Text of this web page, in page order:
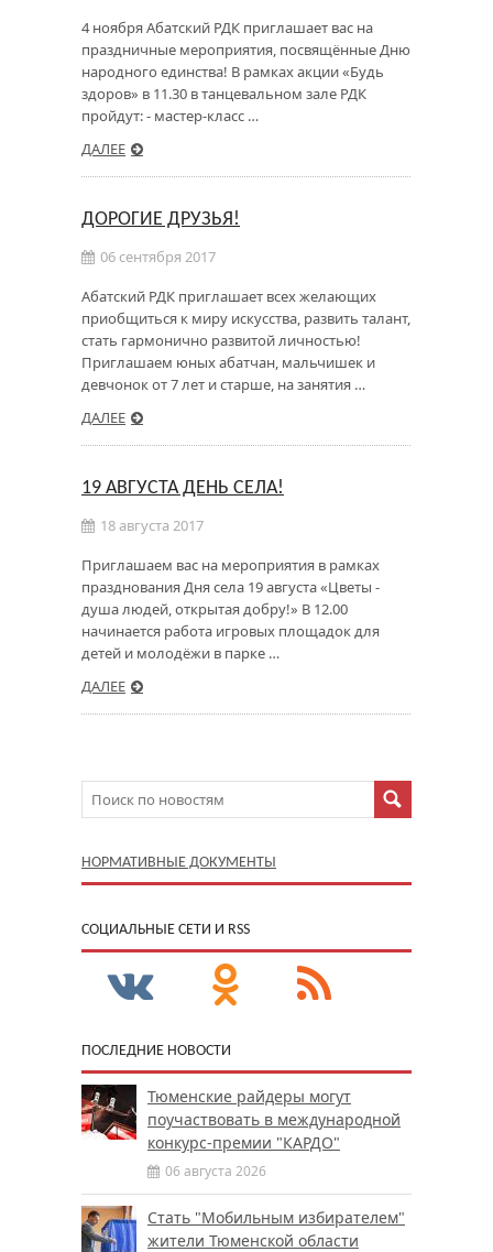
4 ноября Абатский РДК приглашает вас на
праздничные мероприятия, посвящённые Дню
народного единства! В рамках акции «Будь
здоров» в 11.30 в танцевальном зале РДК
пройдут: - мастер-класс …
ДАЛЕЕ
ДОРОГИЕ ДРУЗЬЯ!
06 сентября 2017
Абатский РДК приглашает всех желающих
приобщиться к миру искусства, развить талант,
стать гармонично развитой личностью!
Приглашаем юных абатчан, мальчишек и
девчонок от 7 лет и старше, на занятия …
ДАЛЕЕ
19 АВГУСТА ДЕНЬ СЕЛА!
18 августа 2017
Приглашаем вас на мероприятия в рамках
празднования Дня села 19 августа «Цветы -
душа людей, открытая добру!» В 12.00
начинается работа игровых площадок для
детей и молодёжи в парке …
ДАЛЕЕ
НОРМАТИВНЫЕ ДОКУМЕНТЫ
CОЦИАЛЬНЫЕ СЕТИ И RSS
ПОСЛЕДНИЕ НОВОСТИ
Тюменские райдеры могут
поучаствовать в международной
конкурс-премии "КАРДО"
06 августа 2026
Стать "Мобильным избирателем"
жители Тюменской области